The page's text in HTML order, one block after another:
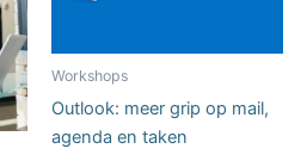
Workshops
Outlook: meer grip op mail,
agenda en taken